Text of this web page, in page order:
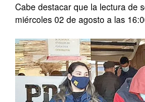
Cabe destacar que la lectura de
miércoles 02 de agosto a las